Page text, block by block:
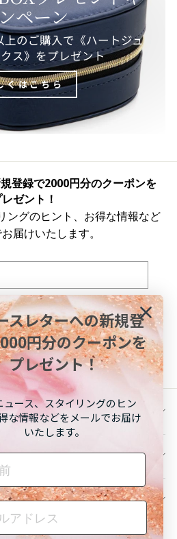
ペーン
上のご購入で《ハートジュ
ス》をプレゼント
くはこちら
登録で2000円分のクーポンを
ゼント！
ングのヒント、お得な情報など
届けいたします。
登録する
が記載されておりますのでいつでも配信停止する
り扱うお客様の個人情報については プライバシーポ
お申込み頂く前に必ずご確認ください。
スレターへの新規登
円分のクーポンを
プレゼント！
ュース、スタイリングのヒン
な情報などをメールでお届け
いたします。